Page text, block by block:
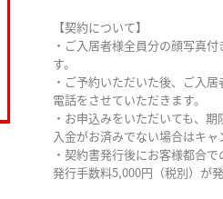
【契約について】
・ご入居者様全員分の顔写真
す。
・ご予約いただいた後、ご入
電話をさせていただきます。
・お申込みをいただいても、
入金がお済みでない場合はキャ
・契約書発行後にお客様都合
発行手数料5,000円（税別）が